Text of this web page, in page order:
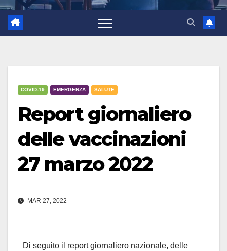
COVID-19 EMERGENZA SALUTE
Report giornaliero
delle vaccinazioni
27 marzo 2022
MAR 27, 2022
Di seguito il report giornaliero nazionale, delle